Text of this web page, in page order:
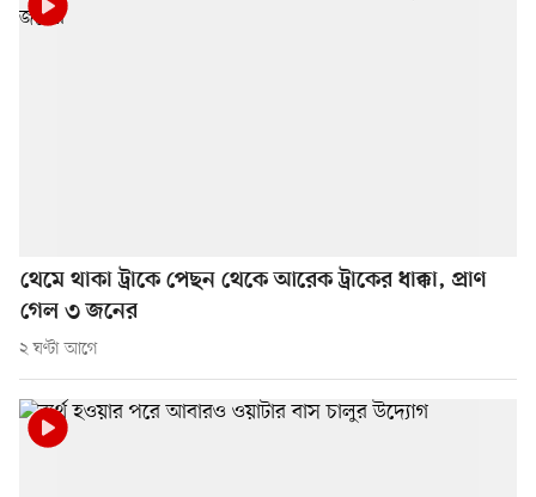
থেমে থাকা ট্রাকে পেছন থেকে আরেক ট্রাকের ধাক্কা, প্রাণ
গেল ৩ জনের
২ ঘণ্টা আগে